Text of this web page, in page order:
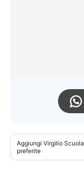
Aggiungi Virgilio Scuola
preferite